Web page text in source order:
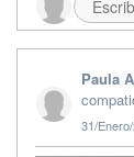
Paula
31/